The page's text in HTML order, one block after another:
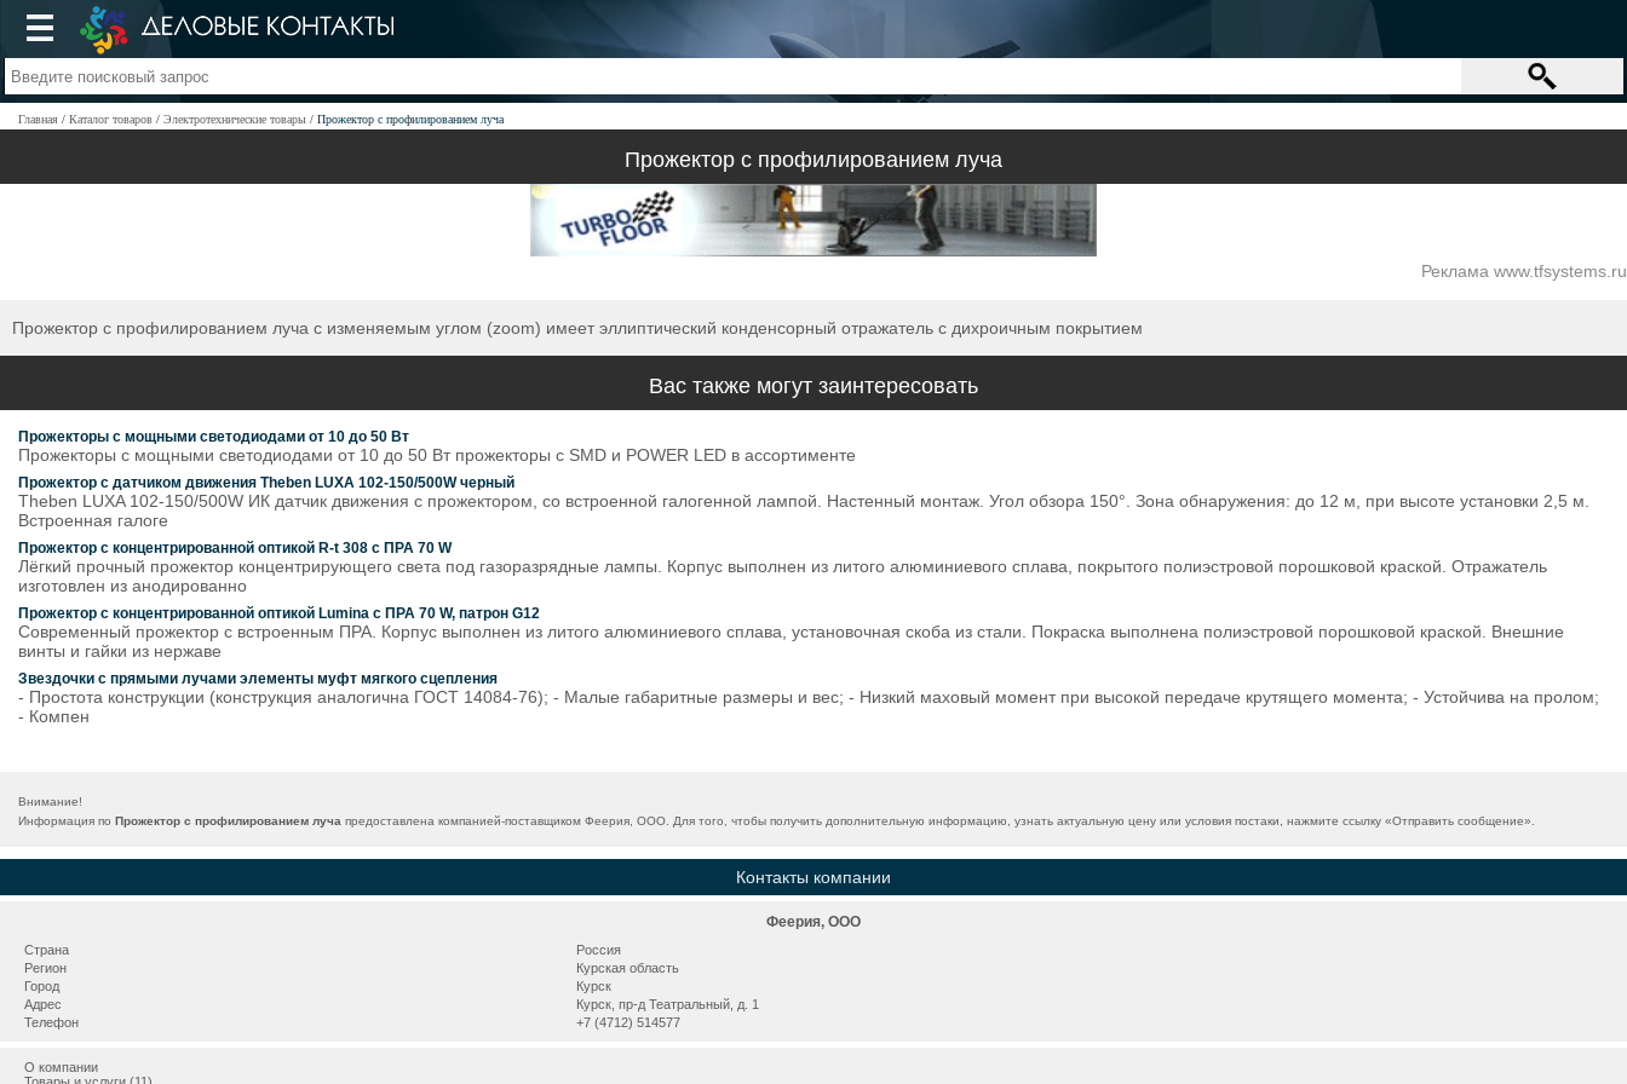
Главная Каталог товаров Электротехнические товары Прожектор с профилированием луча
Прожектор с профилированием луча
Реклама www.tfsystems.ru
Прожектор с профилированием луча с изменяемым углом (zoom) имеет эллиптический конденсорный отражатель с дихроичным покрытием
Вас также могут заинтересовать
Прожекторы с мощными светодиодами от 10 до 50 Вт
Прожекторы с мощными светодиодами от 10 до 50 Вт прожекторы с SMD и POWER LED в ассортименте
Прожектор с датчиком движения Theben LUXA 102-150/500W черный
Theben LUXA 102-150/500W ИК датчик движения с прожектором, со встроенной галогенной лампой. Настенный монтаж. Угол обзора 150°. Зона обнаружения: до 12 м, при высоте установки 2,5 м.
Встроенная галоге
Прожектор с концентрированной оптикой R-t 308 с ПРА 70 W
Лёгкий прочный прожектор концентрирующего света под газоразрядные лампы. Корпус выполнен из литого алюминиевого сплава, покрытого полиэстровой порошковой краской. Отражатель
изготовлен из анодированно
Прожектор с концентрированной оптикой Lumina с ПРА 70 W, патрон G12
Современный прожектор с встроенным ПРА. Корпус выполнен из литого алюминиевого сплава, установочная скоба из стали. Покраска выполнена полиэстровой порошковой краской. Внешние
винты и гайки из нержаве
Звездочки с прямыми лучами элементы муфт мягкого сцепления
- Простота конструкции (конструкция аналогична ГОСТ 14084-76); - Малые габаритные размеры и вес; - Низкий маховый момент при высокой передаче крутящего момента; - Устойчива на пролом;
- Компен
Внимание!
Информация по Прожектор с профилированием луча предоставлена компанией-поставщиком Феерия, ООО. Для того, чтобы получить дополнительную информацию, узнать актуальную цену или условия постаки, нажмите ссылку «Отправить сообщение».
Контакты компании
Феерия, ООО
Страна
Россия
Регион
Курская область
Город
Курск
Адрес
Курск, пр-д Театральный, д. 1
Телефон
+7 (4712) 514577
О компании